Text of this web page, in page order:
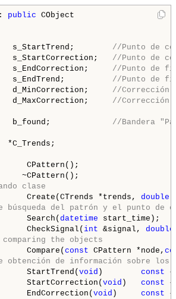
public CObject
s_StartTrend; //Punto de
s_StartCorrection; //Punto de
s_EndCorrection; //Punto de
s_EndTrend; //Punto de
//Corrección
//Corrección
//Bandera
clase
Create(CTrends *trends, double
búsqueda del patrón y el punto de
Search( datetime start_time);
CheckSignal( int &signal, double
the objects
const CPattern *node,
obtención de información sobre los
StartTrend( void ) const
StartCorrection( void ) const
EndCorrection( void ) const